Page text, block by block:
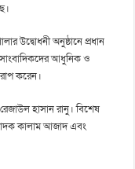
উদ্বোধনী অনুষ্ঠানে প্রধান
আধুনিক ও
করেন।
হাসান রানু। বিশেষ
কালাম আজাদ এবং